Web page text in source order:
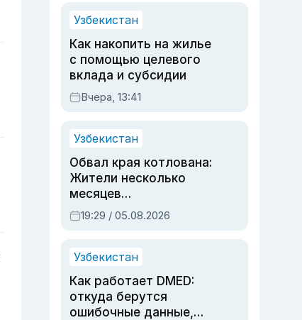
Узбекистан
Как накопить на жилье
с помощью целевого
вклада и субсидии
Вчера, 13:41
Узбекистан
Обвал края котлована:
Жители несколько
месяцев
предупреждали об
опасности, но стройка
19:29 / 05.08.2026
Узбекистан
Как работает DMED:
откуда берутся
ошибочные данные,